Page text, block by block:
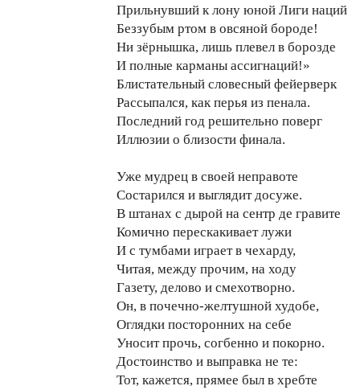
Прильнувший к лону юной Лиги наций
Беззубым ртом в овсяной бороде!
Ни зёрнышка, лишь плевел в борозде
И полные карманы ассигнаций!»
Блистательный словесный фейерверк
Рассыпался, как перья из пенала.
Последний год решительно поверг
Иллюзии о близости финала.
Уже мудрец в своей неправоте
Состарился и выглядит досуже.
В штанах с дырой на сентр де гравите
Комично перескакивает лужи
И с тумбами играет в чехарду,
Читая, между прочим, на ходу
Газету, делово и смехотворно.
Он, в почечно-желтушной худобе,
Оглядки посторонних на себе
Уносит прочь, согбенно и покорно.
Достоинство и выправка не те:
Тот, кажется, прямее был в хребте